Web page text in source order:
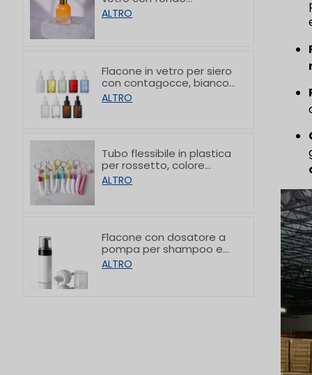
spessorato graduale
personalizzato da 30 ml
ALTRO
Flacone in vetro per siero
con contagocce, bianco
satinato e con spalla
piatta, da
ALTRO
Tubo flessibile in plastica
per rossetto, colore
personalizzato, con
gancio, 8/15 g
ALTRO
Flacone con dosatore a
pompa per shampoo e
detergente viso in PET
con spalla piatta, 150/200
ALTRO